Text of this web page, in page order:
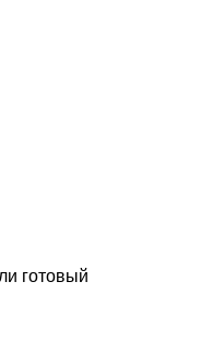
готовый